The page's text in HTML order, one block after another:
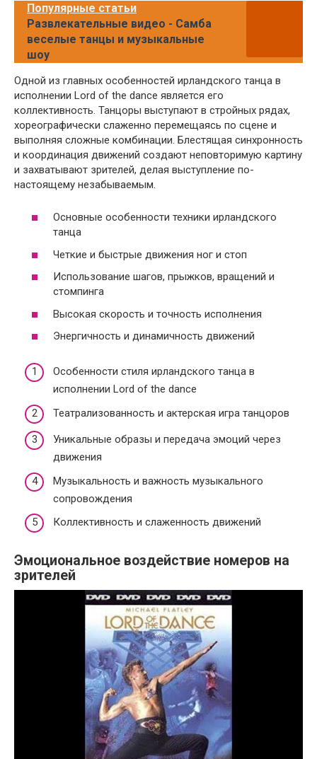
Популярные статьи
Развлекательные видео - Самба
веселые танцы и музыкальные
шоу
Одной из главных особенностей ирландского танца в
исполнении Lord of the dance является его
коллективность. Танцоры выступают в стройных рядах,
хореографически слаженно перемещаясь по сцене и
выполняя сложные комбинации. Блестящая синхронность
и координация движений создают неповторимую картину
и захватывают зрителей, делая выступление по-
настоящему незабываемым.
Основные особенности техники ирландского
танца
Четкие и быстрые движения ног и стоп
Использование шагов, прыжков, вращений и
стомпинга
Высокая скорость и точность исполнения
Энергичность и динамичность движений
Особенности стиля ирландского танца в
исполнении Lord of the dance
Театрализованность и актерская игра танцоров
Уникальные образы и передача эмоций через
движения
Музыкальность и важность музыкального
сопровождения
Коллективность и слаженность движений
Эмоциональное воздействие номеров на
зрителей